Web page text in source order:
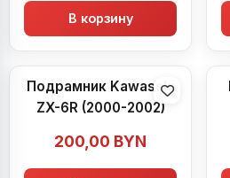
В корзину
Подрамник Kawasaki
ZX-6R (2000-2002)
200,00 BYN